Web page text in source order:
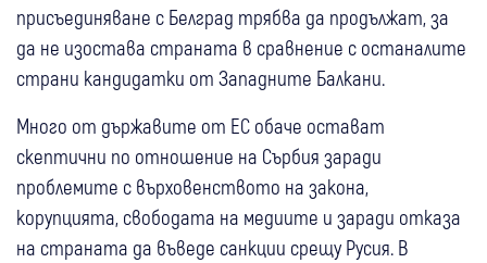
присъединяване с Белград трябва да продължат, за
да не изостава страната в сравнение с останалите
страни кандидатки от Западните Балкани.
Много от държавите от ЕС обаче остават
скептични по отношение на Сърбия заради
проблемите с върховенството на закона,
корупцията, свободата на медиите и заради отказа
на страната да въведе санкции срещу Русия. В